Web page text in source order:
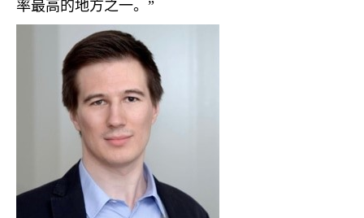
率最高的地方之一。”